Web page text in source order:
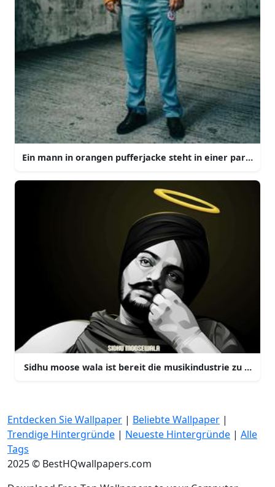
Ein mann in orangen pufferjacke steht in einer
Sidhu moose wala ist bereit die musikindustrie zu
Entdecken Sie Wallpaper | Beliebte Wallpaper |
Trendige Hintergründe | Neueste Hintergründe | Alle
Tags
2025 © BestHQwallpapers.com